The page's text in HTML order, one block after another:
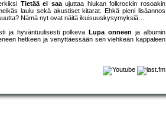
Tietää ei saaujuttaa hiukan folkrockin rosoakin
laulu sekä akustiset kitarat. Ehkä pieni lisäannos
Nämä nyt ovat näitä ikuisuuskysymyksiä…
ja hyväntuulisesti polkeva
Lupa onneen ja albumin
hetkeen ja venyttäessään sen viehkeän kappaleen